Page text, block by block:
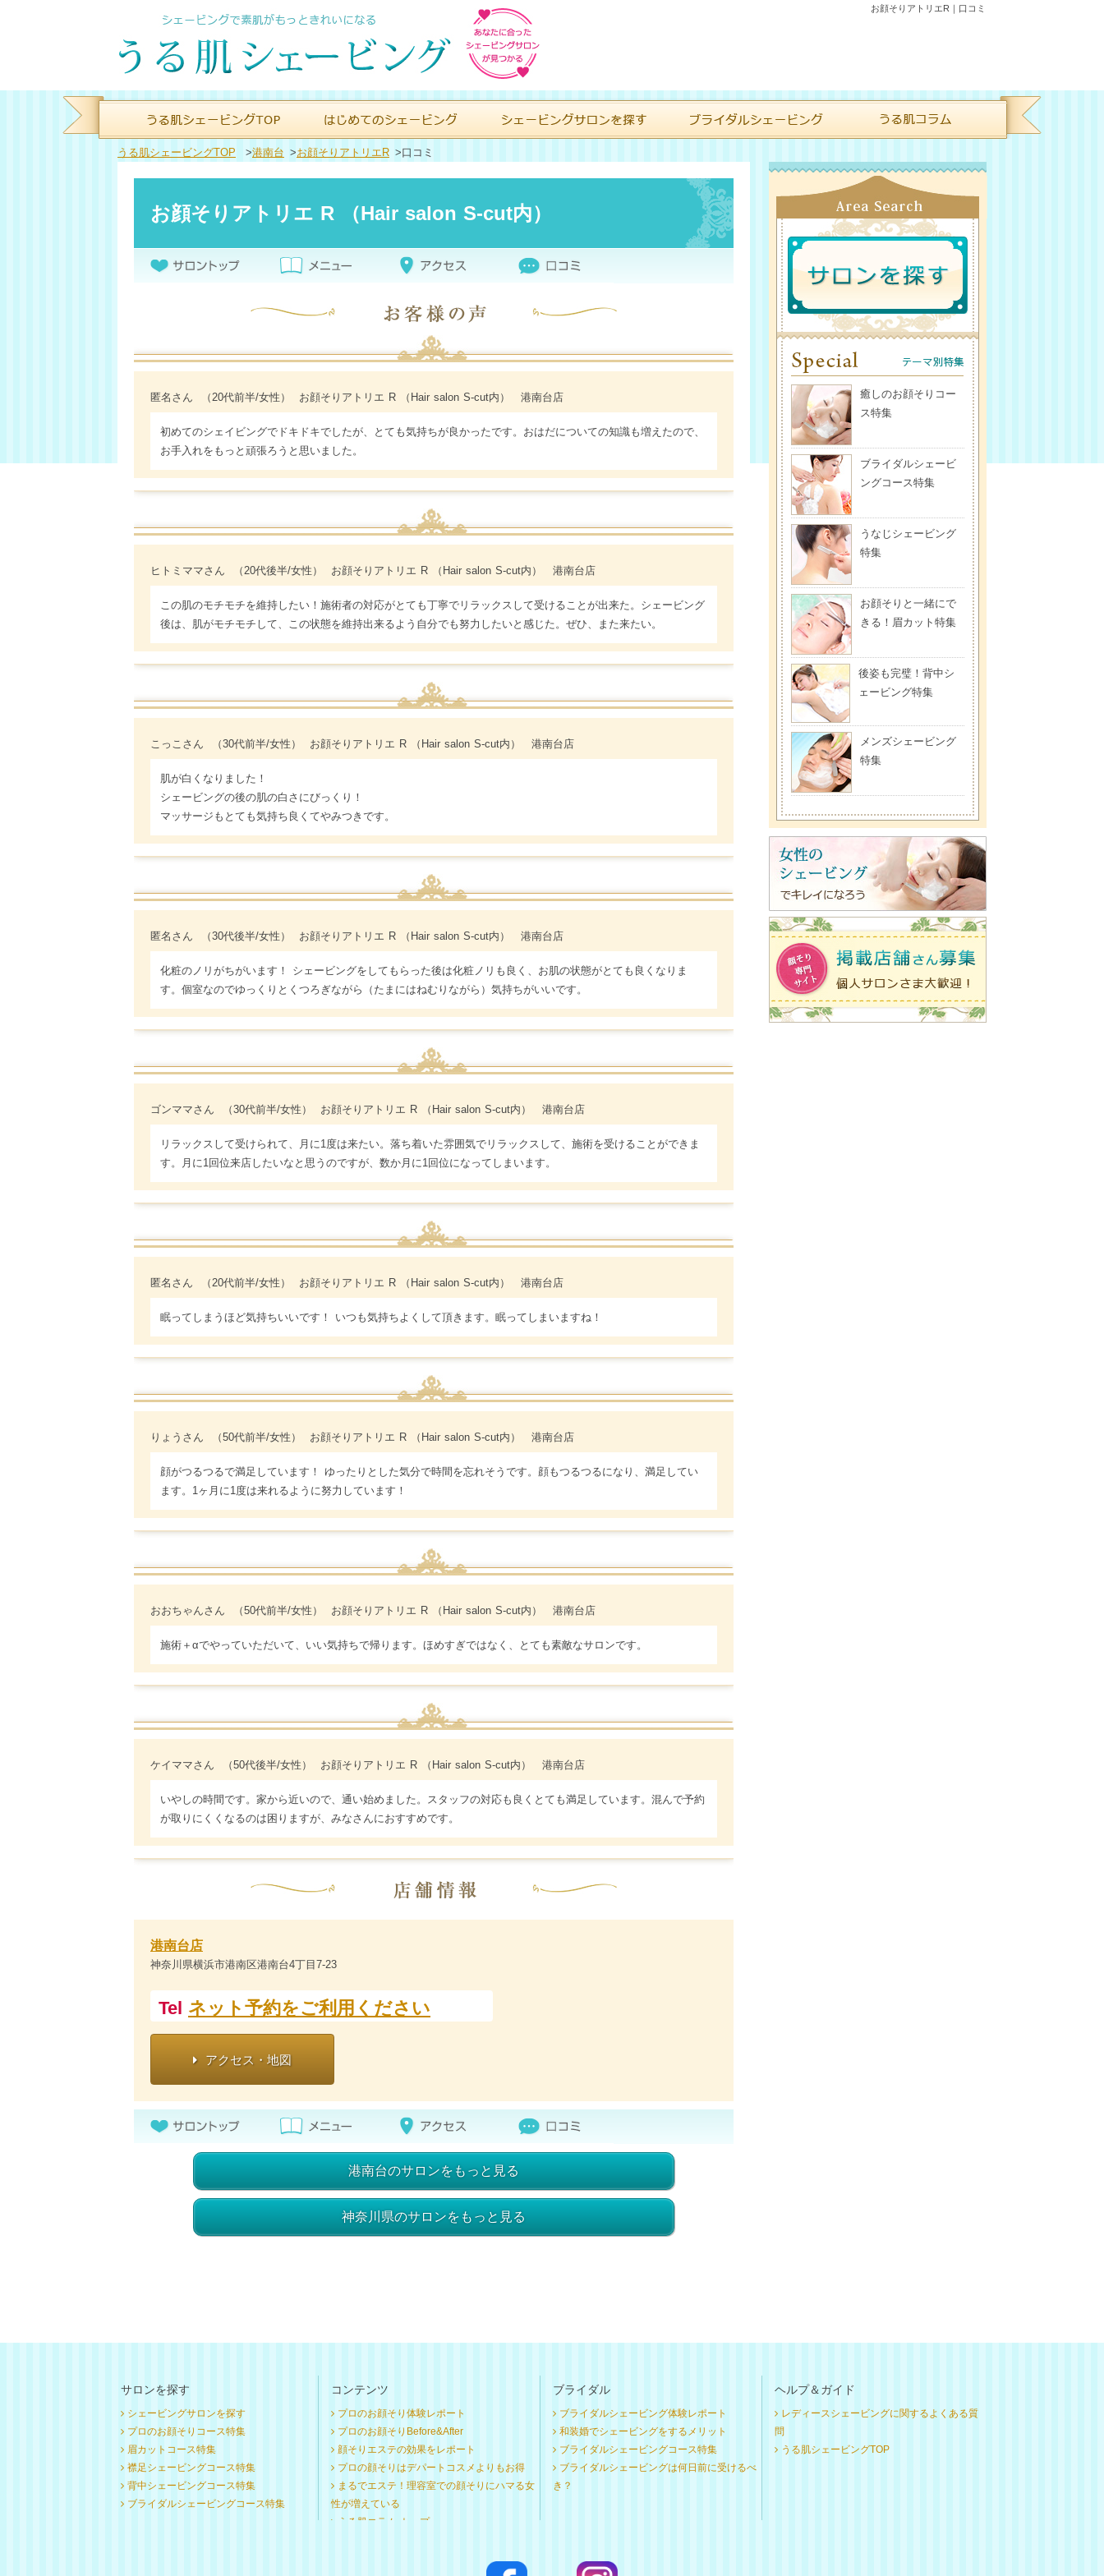
お顔そりアトリエR｜口コミ
うる肌シェービングTOP >港南台 >お顔そりアトリエR >口コミ
お顔そりアトリエ R （Hair salon S-cut内）
匿名さん （20代前半/女性） お顔そりアトリエ R （Hair salon S-cut内） 港南台店
初めてのシェイビングでドキドキでしたが、とても気持ちが良かったです。おはだについての知識も増えたので、
お手入れをもっと頑張ろうと思いました。
ヒトミママさん （20代後半/女性） お顔そりアトリエ R （Hair salon S-cut内） 港南台店
この肌のモチモチを維持したい！施術者の対応がとても丁寧でリラックスして受けることが出来た。シェービング
後は、肌がモチモチして、この状態を維持出来るよう自分でも努力したいと感じた。ぜひ、また来たい。
こっこさん （30代前半/女性） お顔そりアトリエ R （Hair salon S-cut内） 港南台店
肌が白くなりました！
シェービングの後の肌の白さにびっくり！
マッサージもとても気持ち良くてやみつきです。
匿名さん （30代後半/女性） お顔そりアトリエ R （Hair salon S-cut内） 港南台店
化粧のノリがちがいます！ シェービングをしてもらった後は化粧ノリも良く、お肌の状態がとても良くなりま
す。個室なのでゆっくりとくつろぎながら（たまにはねむりながら）気持ちがいいです。
ゴンママさん （30代前半/女性） お顔そりアトリエ R （Hair salon S-cut内） 港南台店
リラックスして受けられて、月に1度は来たい。落ち着いた雰囲気でリラックスして、施術を受けることができま
す。月に1回位来店したいなと思うのですが、数か月に1回位になってしまいます。
匿名さん （20代前半/女性） お顔そりアトリエ R （Hair salon S-cut内） 港南台店
眠ってしまうほど気持ちいいです！ いつも気持ちよくして頂きます。眠ってしまいますね！
りょうさん （50代前半/女性） お顔そりアトリエ R （Hair salon S-cut内） 港南台店
顔がつるつるで満足しています！ ゆったりとした気分で時間を忘れそうです。顔もつるつるになり、満足してい
ます。1ヶ月に1度は来れるように努力しています！
おおちゃんさん （50代前半/女性） お顔そりアトリエ R （Hair salon S-cut内） 港南台店
施術＋αでやっていただいて、いい気持ちで帰ります。ほめすぎではなく、とても素敵なサロンです。
ケイママさん （50代後半/女性） お顔そりアトリエ R （Hair salon S-cut内） 港南台店
いやしの時間です。家から近いので、通い始めました。スタッフの対応も良くとても満足しています。混んで予約
が取りにくくなるのは困りますが、みなさんにおすすめです。
港南台店
神奈川県横浜市港南区港南台4丁目7-23
Tel ネット予約をご利用ください
アクセス・地図
港南台のサロンをもっと見る
神奈川県のサロンをもっと見る
癒しのお顔そりコー
ス特集
ブライダルシェービ
ングコース特集
うなじシェービング
特集
お顔そりと一緒にで
きる！眉カット特集
後姿も完璧！背中シ
ェービング特集
メンズシェービング
特集
サロンを探す
シェービングサロンを探す
プロのお顔そりコース特集
眉カットコース特集
襟足シェービングコース特集
背中シェービングコース特集
ブライダルシェービングコース特集
コンテンツ
プロのお顔そり体験レポート
プロのお顔そりBefore&After
顔そりエステの効果をレポート
プロの顔そりはデパートコスメよりもお得
まるでエステ！理容室での顔そりにハマる女
性が増えている
うる肌コラム トップ
ブライダル
ブライダルシェービング体験レポート
和装婚でシェービングをするメリット
ブライダルシェービングコース特集
ブライダルシェービングは何日前に受けるべ
き？
ヘルプ＆ガイド
レディースシェービングに関するよくある質
問
うる肌シェービングTOP